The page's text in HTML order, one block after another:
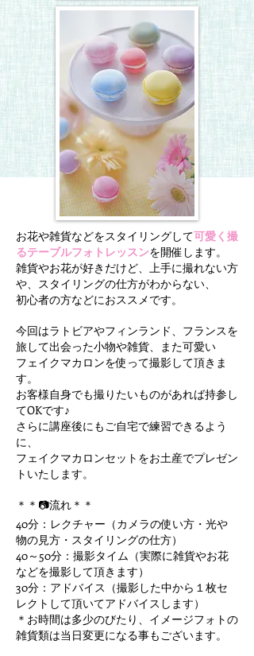
お花や雑貨などをスタイリングして可愛く撮
るテーブルフォトレッスンを開催します。
雑貨やお花が好きだけど、上手に撮れない方
や、スタイリングの仕方がわからない、
初心者の方などにおススメです。
今回はラトビアやフィンランド、フランスを
旅して出会った小物や雑貨、また可愛い
フェイクマカロンを使って撮影して頂きま
す。
お客様自身でも撮りたいものがあれば持参し
てOKです♪
さらに講座後にもご自宅で練習できるよう
に、
フェイクマカロンセットをお土産でプレゼン
トいたします。
＊＊📷流れ＊＊
40分：レクチャー（カメラの使い方・光や
物の見方・スタイリングの仕方）
40～50分：撮影タイム（実際に雑貨やお花
などを撮影して頂きます）
30分：アドバイス（撮影した中から１枚セ
レクトして頂いてアドバイスします）
＊お時間は多少のびたり、イメージフォトの
雑貨類は当日変更になる事もございます。